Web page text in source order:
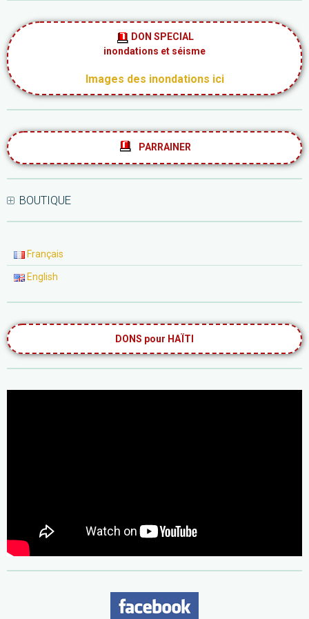
DON SPECIAL
inondations et séisme
Images des inondations ici
PARRAINER
BOUTIQUE
Français
English
DONS pour HAÏTI